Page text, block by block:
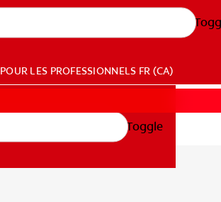
POUR LES PROFESSIONNELS FR (CA)
Toggle